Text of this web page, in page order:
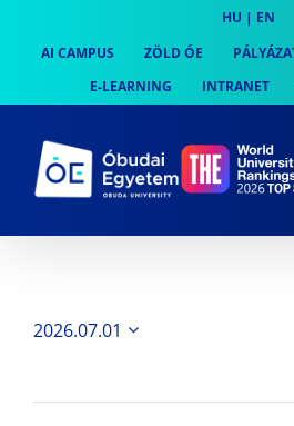
content
HU | EN
AI CAMPUS
ZÖLD ÓE
E-LEARNING
INTRANET
2026.07.01